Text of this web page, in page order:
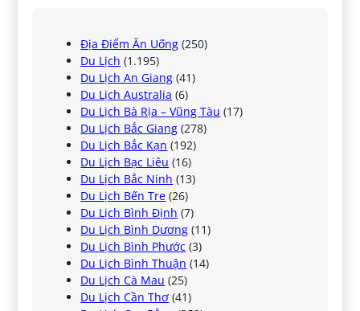
Địa Điểm Ăn Uống (250)
Du Lịch (1.195)
Du Lịch An Giang (41)
Du Lịch Australia (6)
Du Lịch Bà Rịa – Vũng Tàu (17)
Du Lịch Bắc Giang (278)
Du Lịch Bắc Kạn (192)
Du Lịch Bạc Liêu (16)
Du Lịch Bắc Ninh (13)
Du Lịch Bến Tre (26)
Du Lịch Bình Định (7)
Du Lịch Bình Dương (11)
Du Lịch Bình Phước (3)
Du Lịch Bình Thuận (14)
Du Lịch Cà Mau (25)
Du Lịch Cần Thơ (41)